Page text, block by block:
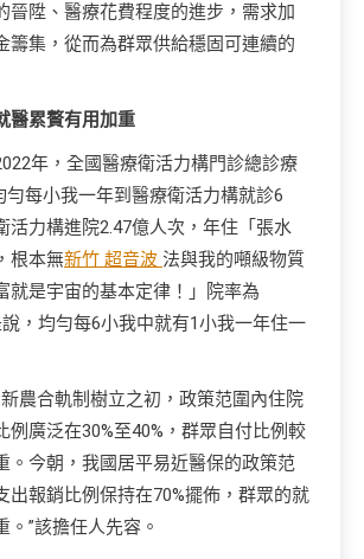
晉陞、醫療花費程度的進步，需求加
籌集，從而為群眾供給穩固可連續的
醫累贅有用加重
年，全國醫療衛活力構門診總診療
勻每小我一年到醫療衛活力構就診6
活力構進院2.47億人次，年住「張水
根本無新竹 超音波 法與我的噸級物質
就是宇宙的基本定律！」院率為
說，均勻每6小我中就有1小我一年住一
新農合軌制樹立之初，政策范圍內住院
例廣泛在30%至40%，群眾自付比例較
。今朝，我國居平易近醫保的政策范
出報銷比例保持在70%擺佈，群眾的就
。”該擔任人先容。